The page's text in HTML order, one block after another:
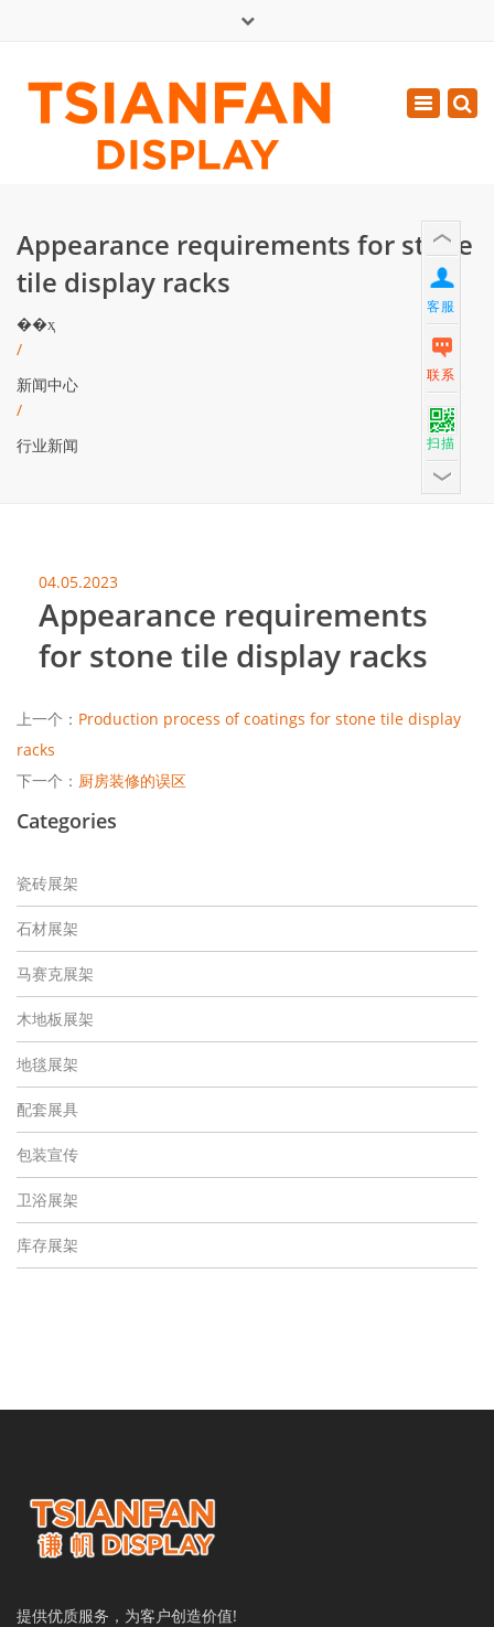
周一 - 周六: 7:00 - 17:00
0086-13365904989
Toggle
Appearance requirements for stone
tile display racks
��ҳ
/
新闻中心
/
行业新闻
04.05.2023
Appearance requirements
for stone tile display racks
上一个： Production process of coatings for stone tile display
racks
下一个： 厨房装修的误区
Categories
瓷砖展架
石材展架
马赛克展架
木地板展架
地毯展架
配套展具
包装宣传
卫浴展架
库存展架
提供优质服务，为客户创造价值!
客服
联系
扫描